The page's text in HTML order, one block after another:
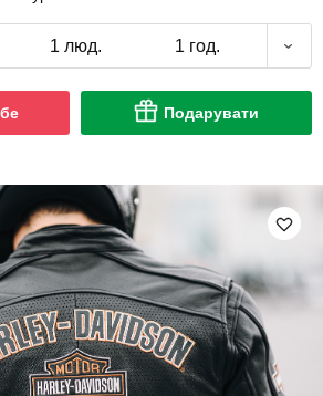
1 люд. 1 год.
Подарувати